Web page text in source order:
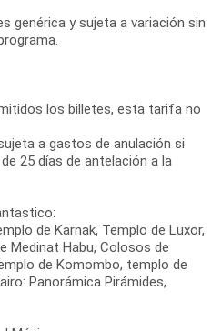
genérica y sujeta a variación sin
los billetes, esta tarifa no
a gastos de anulación si
25 días de antelación a la
de Karnak, Templo de Luxor,
Medinat Habu, Colosos de
de Komombo, templo de
Panorámica Pirámides,